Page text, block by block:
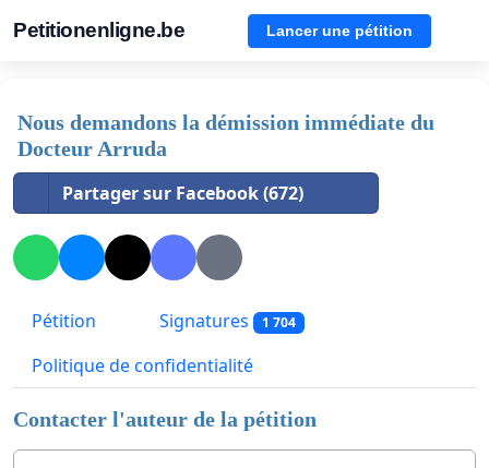
Petitionenligne.be Lancer une pétition
Nous demandons la démission immédiate du
Docteur Arruda
Partager sur Facebook (672)
Pétition Signatures 1 704
Politique de confidentialité
Contacter l'auteur de la pétition